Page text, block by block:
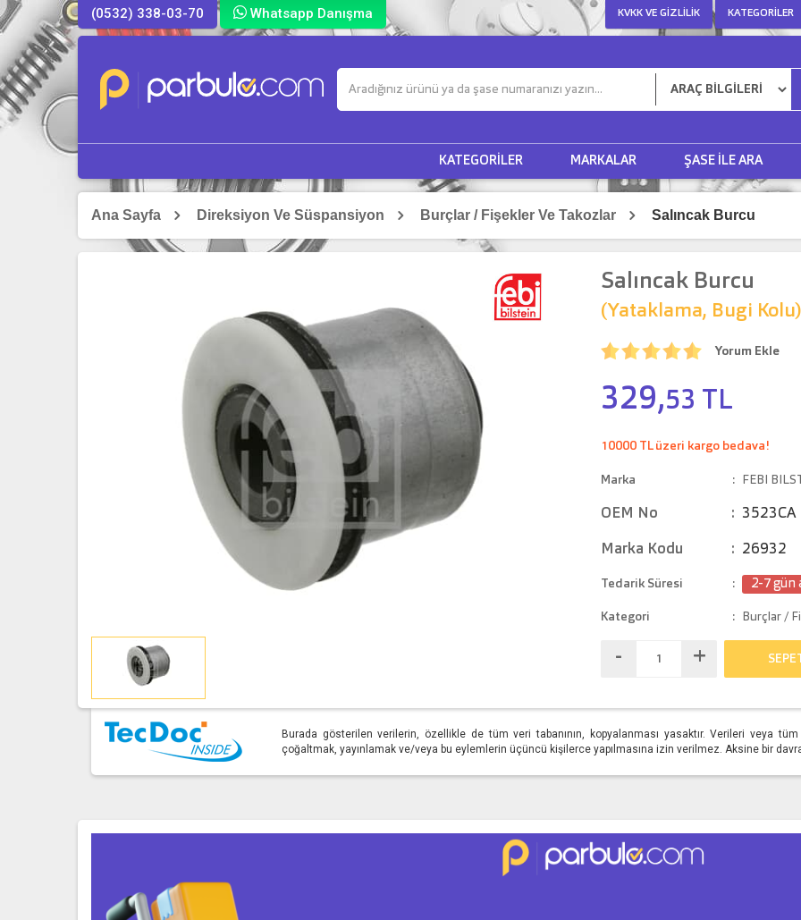
(0532) 338-03-70 Whatsapp Danışma KVKK VE GIZLILIK KATEGORILER
KATEGORILER MARKALAR ŞASE ILE ARA
Ana Sayfa Direksiyon Ve Süspansiyon Burçlar / Fişekler Ve Takozlar Salıncak Burcu
Salıncak Burcu
(Yataklama, Bugi Kolu)
Yorum Ekle
329,53 TL
10000 TL üzeri kargo bedava!
Marka FEBI
OEM No 3523CA
Marka Kodu 26932
Tedarik Süresi 2-7 gün
Kategori Burçlar /
- +
Burada gösterilen verilerin, özellikle de tüm veri tabanının, kopyalanması yasaktır. Verileri veya tüm
çoğaltmak, yayınlamak ve/veya bu eylemlerin üçüncü kişilerce yapılmasına izin verilmez. Aksine bir